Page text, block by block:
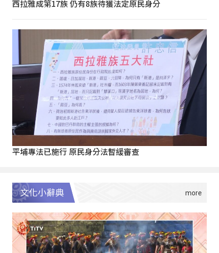
西拉雅成第17族 仍有8族待獲法定原民身分
平埔專法已施行 原民身分法暫緩審查
文化小辭典